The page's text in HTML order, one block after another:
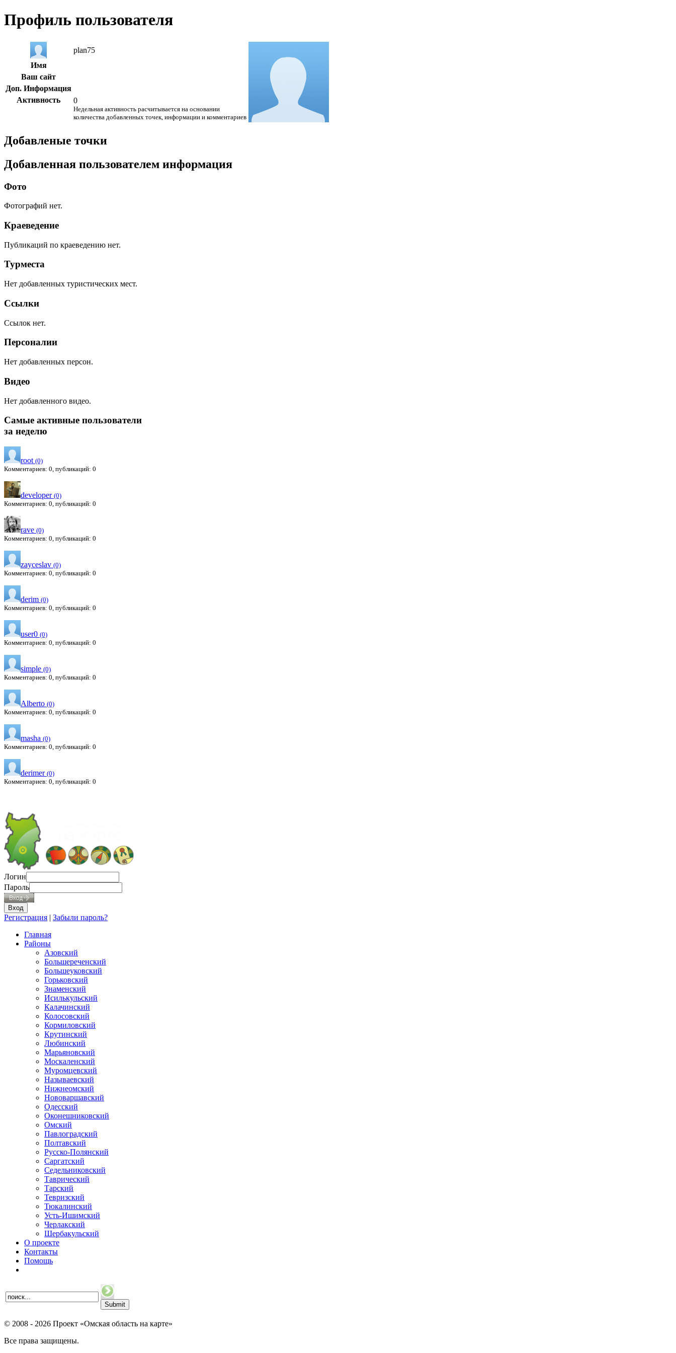
Профиль пользователя
plan75
Имя
Ваш сайт
Доп. Информация
Активность
0
Недельная активность расчитывается на основании
количества добавленных точек, информации и комментариев
Добавленые точки
Добавленная пользователем информация
Фото
Фотографий нет.
Краеведение
Публикаций по краеведению нет.
Турместа
Нет добавленных туристических мест.
Ссылки
Ссылок нет.
Персоналии
Нет добавленных персон.
Видео
Нет добавленного видео.
Самые активные пользователи
за неделю
root (0)
Комментариев: 0, публикаций: 0
developer (0)
Комментариев: 0, публикаций: 0
rave (0)
Комментариев: 0, публикаций: 0
zayceslav (0)
Комментариев: 0, публикаций: 0
derim (0)
Комментариев: 0, публикаций: 0
user0 (0)
Комментариев: 0, публикаций: 0
simple (0)
Комментариев: 0, публикаций: 0
Alberto (0)
Комментариев: 0, публикаций: 0
masha (0)
Комментариев: 0, публикаций: 0
derimer (0)
Комментариев: 0, публикаций: 0
Логин
Пароль
Регистрация | Забыли пароль?
Главная
Районы
Азовский
Большереченский
Большеуковский
Горьковский
Знаменский
Исилькульский
Калачинский
Колосовский
Кормиловский
Крутинский
Любинский
Марьяновский
Москаленский
Муромцевский
Называевский
Нижнеомский
Нововаршавский
Одесский
Оконешниковский
Омский
Павлоградский
Полтавский
Русско-Полянский
Саргатский
Седельниковский
Таврический
Тарский
Тевризский
Тюкалинский
Усть-Ишимский
Черлакский
Шербакульский
О проекте
Контакты
Помощь
© 2008 - 2026 Проект «Омская область на карте»
Все права защищены.